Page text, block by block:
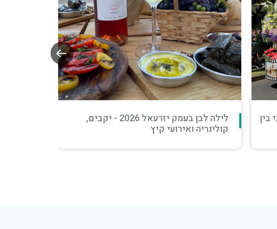
מהגליל ועד המדבר: אוגוסט של תרבות, טבע
וחוויות